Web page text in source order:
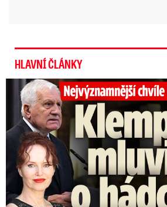
HLAVNÍ ČLÁNKY
Top momenty pohřbu Knížáka: Dojatý